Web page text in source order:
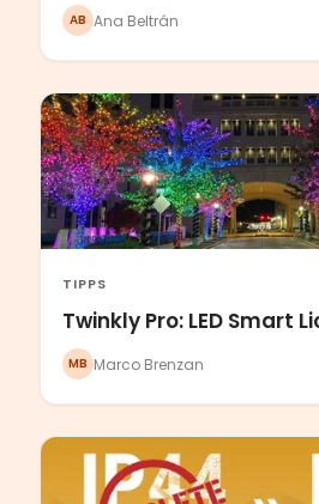
AB Ana Beltrán
TIPPS
Twinkly Pro: LED Smart
MB Marco Brenzan